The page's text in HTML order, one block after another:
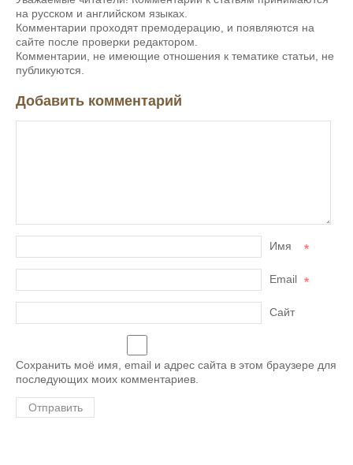
на русском и английском языках.
Комментарии проходят премодерацию, и появляются на
сайте после проверки редактором.
Комментарии, не имеющие отношения к тематике статьи, не
публикуются.
Добавить комментарий
Имя *
Email *
Сайт
Сохранить моё имя, email и адрес сайта в этом браузере для
последующих моих комментариев.